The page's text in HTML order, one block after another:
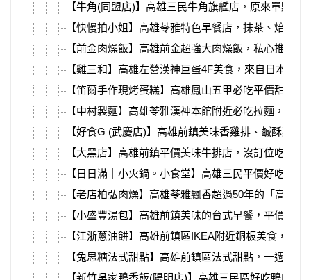
【牛角(同盟店)】高雄三民牛角旗艦店，原來單點
【快慢拍小姐】高雄苓雅特色早餐店，抹茶、焙茶
【前金肉燥飯】高雄前金超強大肉燥飯，私心推薦
【雞三和】高雄左營漢神巨蛋4F美食，來自日本名
【笛爾手作現烤蛋糕】高雄鳳山五甲必吃平價甜點
【中村製麵】高雄苓雅漢神本館附近必吃拉麵，被
【好食G (武慶店)】高雄前鎮美味香雞排、鹹酥雞
【大黑店】高雄前鎮平價美味牛排店，沒訂位吃不
【日日滿｜小火鍋。小食堂】高雄三民平價好吃小
【老店柏弘肉燥】高雄苓雅飄香超過50年的「高雄
【小盛豐湯包】高雄前鎮美味的台式早餐，平價超
【江浙蔥油餅】高雄前鎮區IKEA附近銅板美食，上
【兔思糖法式甜點】高雄前鎮區法式甜點，一週只